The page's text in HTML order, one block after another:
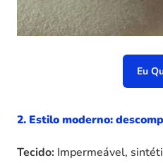
Eu
2. Estilo moderno:
Tecido: Impermeável,